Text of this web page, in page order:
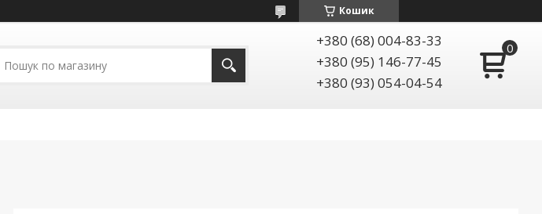
Кошик
+380 (68) 004-83-33
+380 (95) 146-77-45
+380 (93) 054-04-54